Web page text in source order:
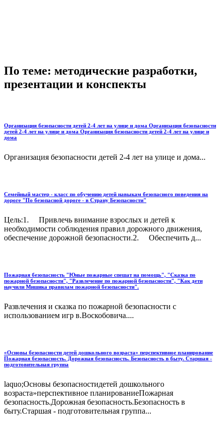
По теме: методические разработки,
презентации и конспекты
Организация безопасности детей 2-4 лет на улице и дома Организация безопасности
детей 2-4 лет на улице и дома Организация безопасности детей 2-4 лет на улице и
дома
Организация безопасности детей 2-4 лет на улице и дома...
Семейный мастер - класс по обучению детей навыкам безопасного поведения на
дороге "По безопасной дороге - в Страну Безопасности"
Цель:1. Привлечь внимание взрослых и детей к
необходимости соблюдения правил дорожного движения,
обеспечение дорожной безопасности.2. Обеспечить д...
Пожарная безопасность "Юные пожарные спешат на помощь", "Сказка по
пожарной безопасности", "Развлечение по пожарной безопасности", "Как дети
научили Мишика правилам пожарной безопасности".
Развлечения и сказка по пожарной безопасности с
использованием игр в.Воскобовича....
«Основы безопасности детей дошкольного возраста» перспективное планирование
Пожарная безопасность. Дорожная безопасность. Безопасность в быту. Старшая -
подготовительная группа
laquo;Основы безопасностидетей дошкольного
возраста»перспективное планированиеПожарная
безопасность.Дорожная безопасность.Безопасность в
быту.Старшая - подготовительная группа...